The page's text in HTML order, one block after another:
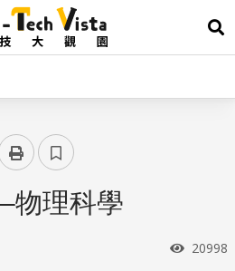
展
物理科學
瀏覽次
20998